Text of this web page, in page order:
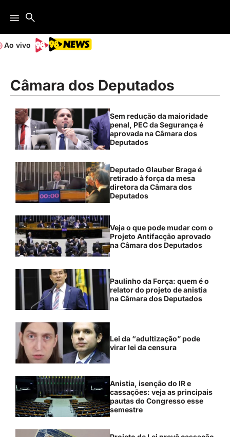
Ao vivo
Câmara dos Deputados
Sem redução da maioridade
penal, PEC da Segurança é
aprovada na Câmara dos
Deputados
Deputado Glauber Braga é
retirado à força da mesa
diretora da Câmara dos
Deputados
Veja o que pode mudar com o
Projeto Antifacção aprovado
na Câmara dos Deputados
Paulinho da Força: quem é o
relator do projeto de anistia
na Câmara dos Deputados
Lei da “adultização” pode
virar lei da censura
Anistia, isenção do IR e
cassações: veja as principais
pautas do Congresso esse
semestre